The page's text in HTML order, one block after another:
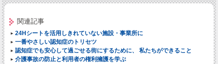
関連記事
24Hシートを活用しきれていない施設・事業所に
一番やさしい認知症のトリセツ
認知症でも安心して過ごせる街にするために、 私たちができること
介護事故の防止と利用者の権利擁護を学ぶ